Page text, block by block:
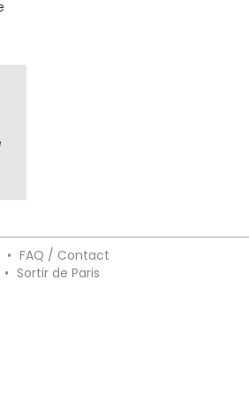
• FAQ / Contact
• Sortir de Paris